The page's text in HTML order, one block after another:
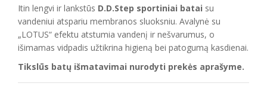
Itin lengvi ir lankstūs D.D.Step sportiniai batai su
vandeniui atspariu membranos sluoksniu. Avalynė su
„LOTUS“ efektu atstumia vandenį ir nešvarumus, o
išimamas vidpadis užtikrina higieną bei patogumą kasdienai.
Tikslūs batų išmatavimai nurodyti prekės aprašyme.